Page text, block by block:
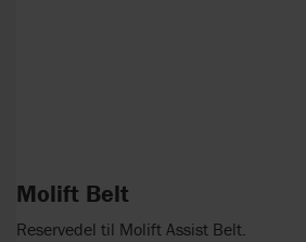
Molift Belt
Reservedel til Molift Assist Belt.